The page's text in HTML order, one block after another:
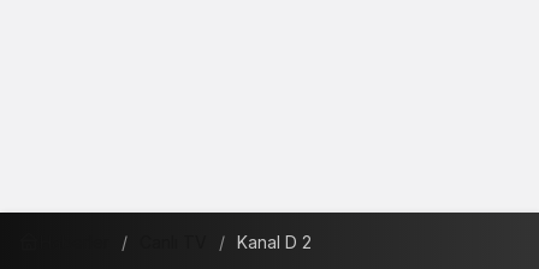
Kanal D 2